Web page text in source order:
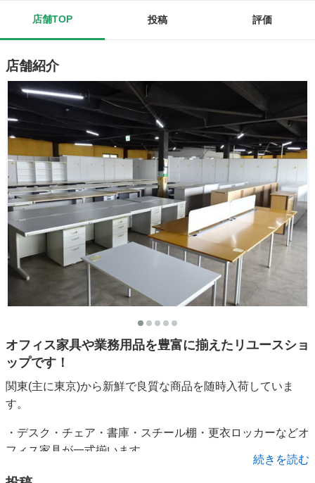
店舗TOP 投稿 評価
店舗紹介
オフィス家具や業務用品を豊富に揃えたリユースショ
ップです！
関東(主に東京)から新鮮で良質な商品を随時入荷していま
す。
・デスク・チェア・書庫・スチール棚・更衣ロッカーなどオ
フィス家具が一式揃います。
続きを読む